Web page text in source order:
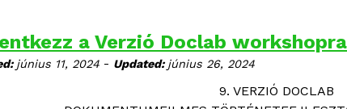
a Verzió Doclab
június 11, 2024 - Updated:június 26, 2024
9. VERZIÓ DOCLAB